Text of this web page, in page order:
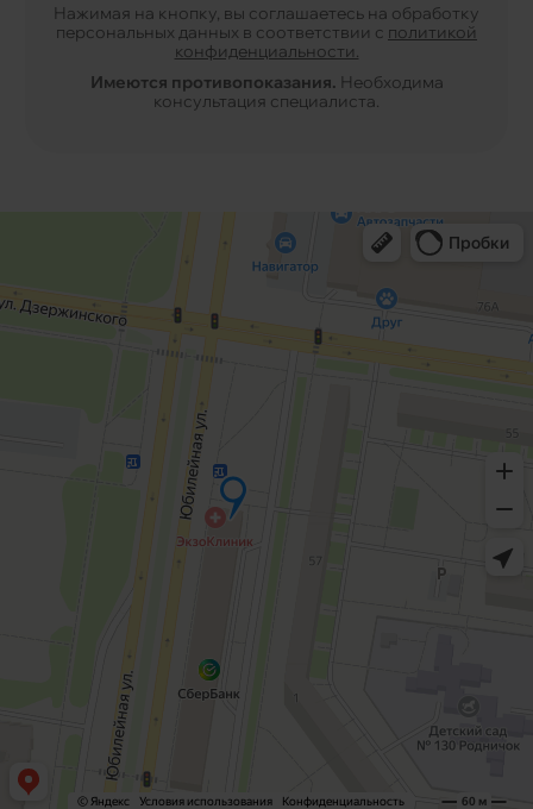
Нажимая на кнопку, вы соглашаетесь на обработку
персональных данных в соответствии с политикой
конфиденциальности.
Имеются противопоказания. Необходима
консультация специалиста.